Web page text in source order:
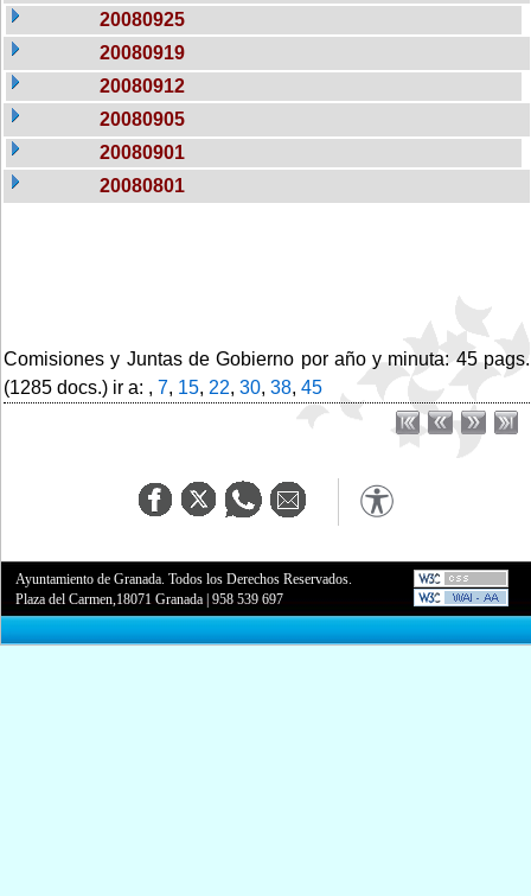
20080925
20080919
20080912
20080905
20080901
20080801
Comisiones y Juntas de Gobierno por año y minuta: 45 pags.
(1285 docs.) ir a: , 7, 15, 22, 30, 38, 45
Ayuntamiento de Granada. Todos los Derechos Reservados.
Plaza del Carmen,18071 Granada |958 539 697